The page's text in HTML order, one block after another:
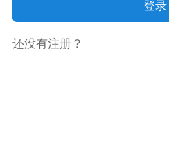
登录
还没有注册？